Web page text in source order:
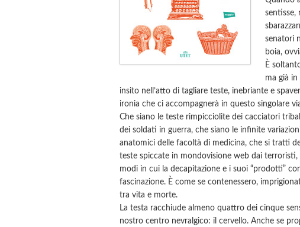
sentisse,
senatori
boia,
È
ma già
insito nell’atto di tagliare teste, inebriante e
ironia che ci accompagnerà in questo singolare
Che siano le teste rimpicciolite dei cacciatori
dei soldati in guerra, che siano le infinite
anatomici delle facoltà di medicina, che si tratti
teste spiccate in mondovisione web dai terroristi,
modi in cui la decapitazione e i suoi “prodotti”
fascinazione. È come se contenessero,
tra vita e morte.
La testa racchiude almeno quattro dei cinque
nostro centro nevralgico: il cervello. Anche se